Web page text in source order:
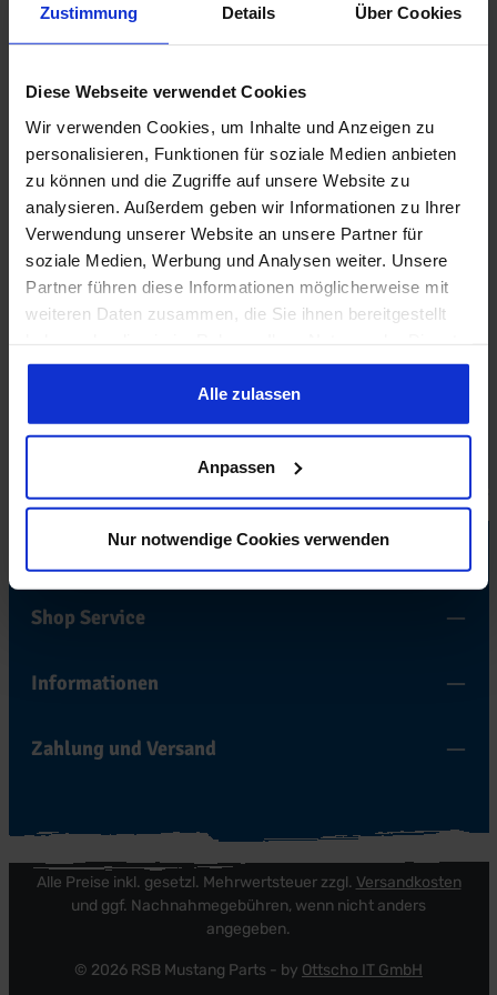
Zustimmung Details Über Cookies
Diese Webseite verwendet Cookies
Wir verwenden Cookies, um Inhalte und Anzeigen zu
personalisieren, Funktionen für soziale Medien anbieten
zu können und die Zugriffe auf unsere Website zu
analysieren. Außerdem geben wir Informationen zu Ihrer
Verwendung unserer Website an unsere Partner für
soziale Medien, Werbung und Analysen weiter. Unsere
Partner führen diese Informationen möglicherweise mit
weiteren Daten zusammen, die Sie ihnen bereitgestellt
gesammelt haben. Sie geben Einwilligung zu unseren
Cookies, wenn Sie unsere Webseite weiterhin nutzen.
Alle zulassen
Anpassen
Nur notwendige Cookies verwenden
Abonnieren Sie den kostenlosen Newsletter und verpassen
Sie keine Neuigkeit oder Aktion.
E-Mail-Adresse*
Datenschutz
Ich habe die Datenschutzbestimmungenzur Kenntnis
genommen und dieAGBgelesen und bin mit ihnen
einverstanden.*
Die mit einem Stern (*) markierten Felder sind Pflichtfelder.
Bestell-Hotline
Shop Service
Informationen
Zahlung und Versand
© 2026 RSB Mustang Parts - by Ottscho IT GmbH
Alle Preise inkl. gesetzl. Mehrwertsteuer zzgl. Versandkosten
und ggf. Nachnahmegebühren, wenn nicht anders
angegeben.